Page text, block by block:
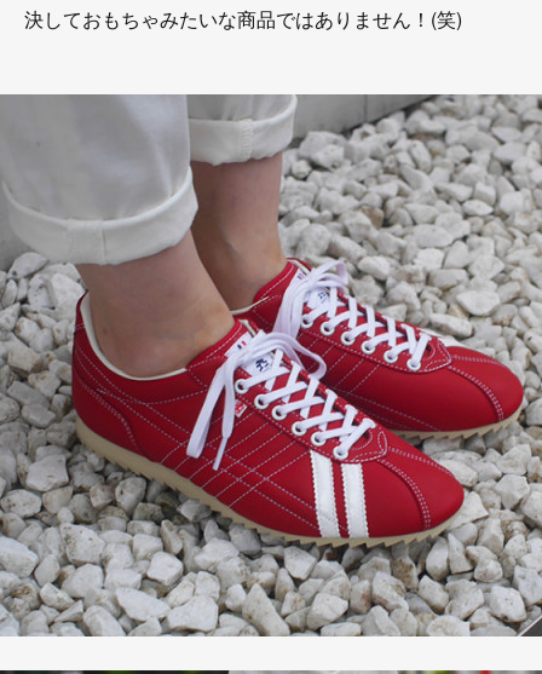
決しておもちゃみたいな商品ではありません！(笑)